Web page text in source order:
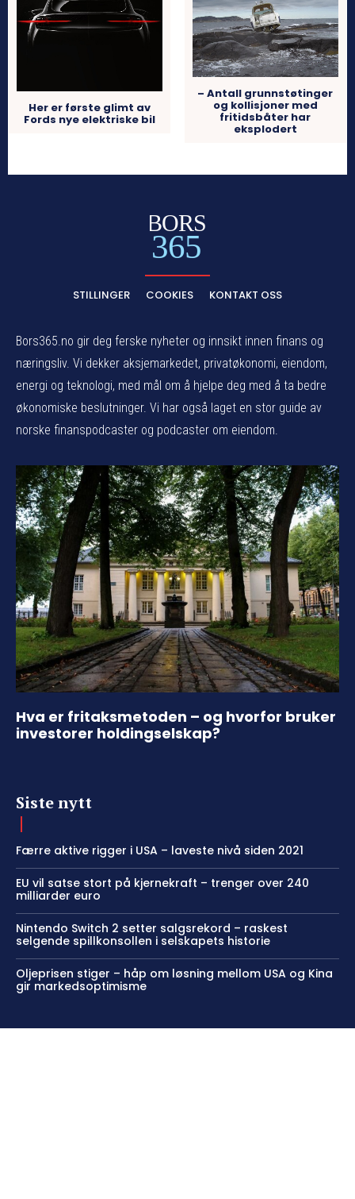
Her er første glimt av
Fords nye elektriske bil
– Antall grunnstøtinger
og kollisjoner med
fritidsbåter har
eksplodert
BORS
365
STILLINGER COOKIES KONTAKT OSS
Bors365.no gir deg ferske nyheter og innsikt innen finans og
næringsliv. Vi dekker aksjemarkedet, privatøkonomi, eiendom,
energi og teknologi, med mål om å hjelpe deg med å ta bedre
økonomiske beslutninger. Vi har også laget en stor guide av
norske finanspodcaster og podcaster om eiendom.
Hva er fritaksmetoden – og hvorfor bruker
investorer holdingselskap?
Siste nytt
Færre aktive rigger i USA – laveste nivå siden 2021
EU vil satse stort på kjernekraft – trenger over 240
milliarder euro
Nintendo Switch 2 setter salgsrekord – raskest
selgende spillkonsollen i selskapets historie
Oljeprisen stiger – håp om løsning mellom USA og Kina
gir markedsoptimisme